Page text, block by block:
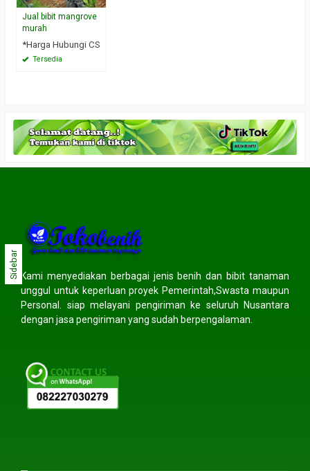
Jual bibit mangrove
murah
*Harga Hubungi CS
Tersedia
Sidebar Kami menyediakan berbagai jenis benih dan bibit tanaman
unggul untuk keperluan proyek Pemerintah,Swasta maupun
Personal. siap melayani pengiriman ke seluruh Nusantara
dengan jasa pengiriman yang sudah berpengalaman.